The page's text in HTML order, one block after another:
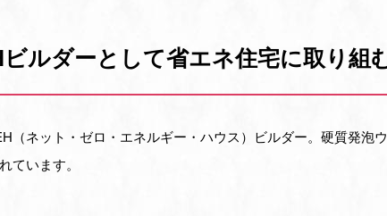
ルダーとして省エネ住宅に取り組
（ネット・ゼロ・エネルギー・ハウス）ビルダー。硬質発
ています。